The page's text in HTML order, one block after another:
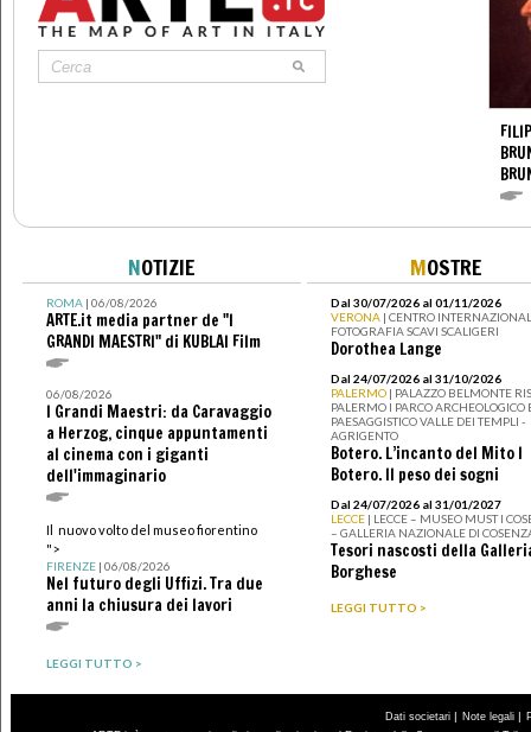
NOTIZIE
ROMA| 06/08/2026
ARTE.it media partner de "I
GRANDI MAESTRI" di KUBLAI Film
06/08/2026
I Grandi Maestri: da Caravaggio
a Herzog, cinque appuntamenti
al cinema con i giganti
dell'immaginario
Il nuovo volto del museo fiorentino
">
FIRENZE| 06/08/2026
Nel futuro degli Uffizi. Tra due
anni la chiusura dei lavori
LEGGI TUTTO >
MOSTRE
Dal 30/07/2026 al 01/11/2026
VERONA | CENTRO
FOTOGRAFIA SCAVI SCALIGERI
Dorothea Lange
Dal 24/07/2026 al 31/10/2026
PALERMO | PALAZZO BELMONTE
PALERMO I PARCO ARCHEOLOGICO
PAESAGGISTICO VALLE DEI TEMPLI -
AGRIGENTO
Botero. L’incanto del Mito I
Botero. Il peso dei sogni
Dal 24/07/2026 al 31/01/2027
LECCE | LECCE – MUSEO MUST I
– GALLERIA NAZIONALE DI
Tesori nascosti della
Borghese
LEGGI TUTTO >
Dati societari | Note legali |